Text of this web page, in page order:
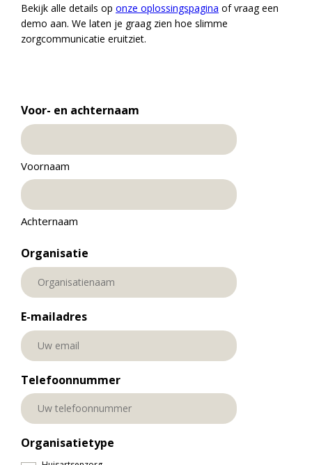
Bekijk alle details op onze oplossingspagina of vraag een
demo aan. We laten je graag zien hoe slimme
zorgcommunicatie eruitziet.
Voor- en achternaam
Voornaam
Achternaam
Organisatie
E-mailadres
Telefoonnummer
Organisatietype